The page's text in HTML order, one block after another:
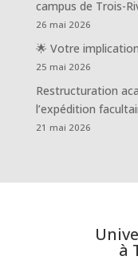
campus de Trois-
26 mai 2026
🌟 Votre
25 mai 2026
Restructuration
l’expédition
21 mai 2026
à